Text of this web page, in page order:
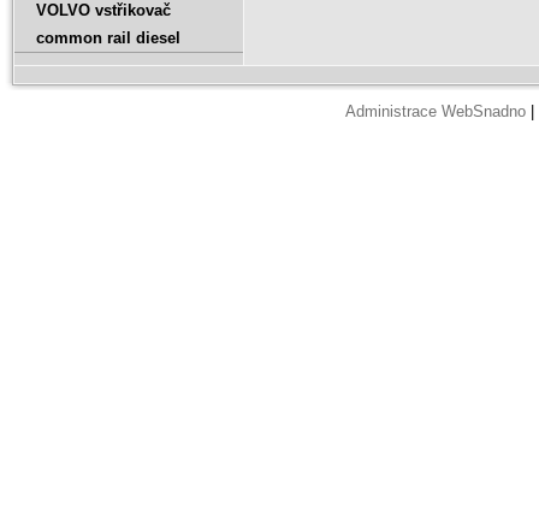
VOLVO vstřikovač
common rail diesel
Administrace WebSnadno|